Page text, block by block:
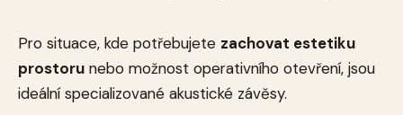
Pro situace, kde potřebujete zachovat estetiku
prostoru nebo možnost operativního otevření, jsou
ideální specializované akustické závěsy.